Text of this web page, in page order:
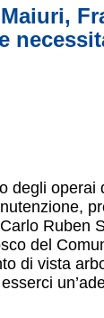
degli operai
Ruben
del
di vista